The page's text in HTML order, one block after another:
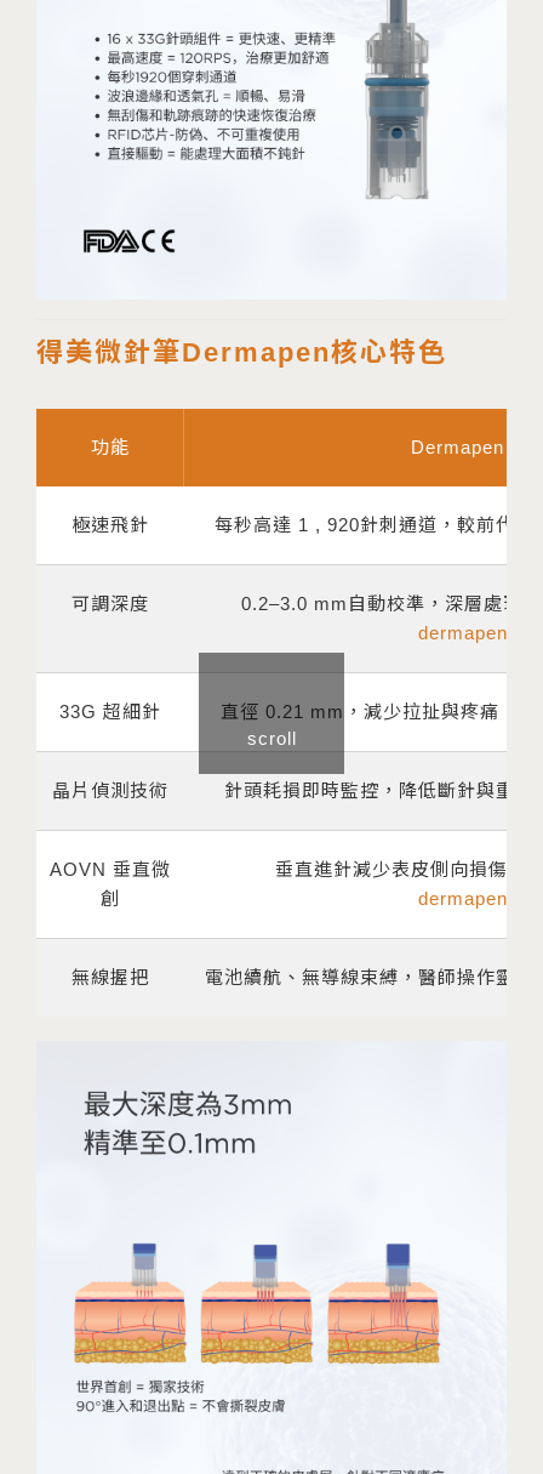
得美微針筆Dermapen核心特色
scroll
功能 Dermapen 4™
極速飛針 每秒高達 1 , 920針刺通道，較前代
可調深度
0.2–3.0 mm自動校準，深層處理
33G 超細針 直徑 0.21 mm，減少拉扯與疼痛，恢
晶片偵測技術 針頭耗損即時監控，降低斷針與重複
AOVN 垂直微
創
垂直進針減少表皮側向損傷；
無線握把 電池續航、無導線束縛，醫師操作靈活